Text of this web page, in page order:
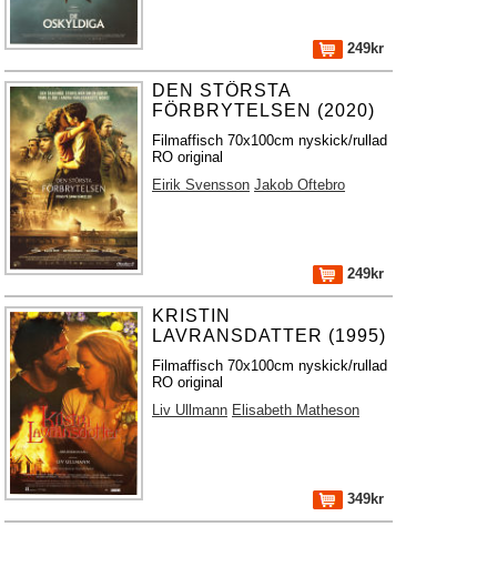
249kr
DEN STÖRSTA
FÖRBRYTELSEN (2020)
Filmaffisch 70x100cm nyskick/rullad
RO original
Eirik Svensson Jakob Oftebro
249kr
KRISTIN
LAVRANSDATTER (1995)
Filmaffisch 70x100cm nyskick/rullad
RO original
Liv Ullmann Elisabeth Matheson
349kr